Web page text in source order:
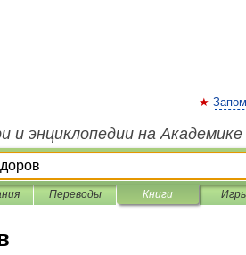
и энциклопедии на Академике
Переводы Книги